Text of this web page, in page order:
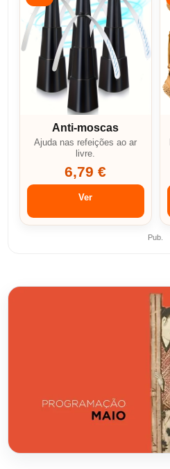
Anti-moscas
Ajuda nas refeições ao ar
livre.
6,79 €
Ver
Pub.